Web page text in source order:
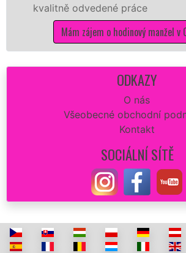
práce
zájem o hodinový manžel v Ostravě
ODKAZY
O nás
Všeobecné obchodní
Kontakt
SOCIÁLNÍ SÍTĚ